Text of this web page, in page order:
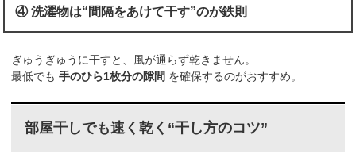
④ 洗濯物は“間隔をあけて干す”のが鉄則
ぎゅうぎゅうに干すと、風が通らず乾きません。
最低でも手のひら1枚分の隙間 を確保するのがおすすめ。
部屋干しでも速く乾く“干し方のコツ”